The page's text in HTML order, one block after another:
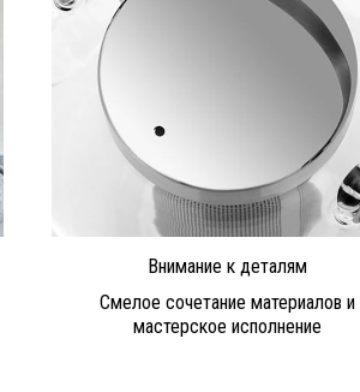
Внимание к деталям
Смелое сочетание материалов и
мастерское исполнение